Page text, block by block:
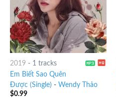
2019 - 1 tracks
Em Biết Sao Quên
Được (Single) - Wendy Thảo
$0.99